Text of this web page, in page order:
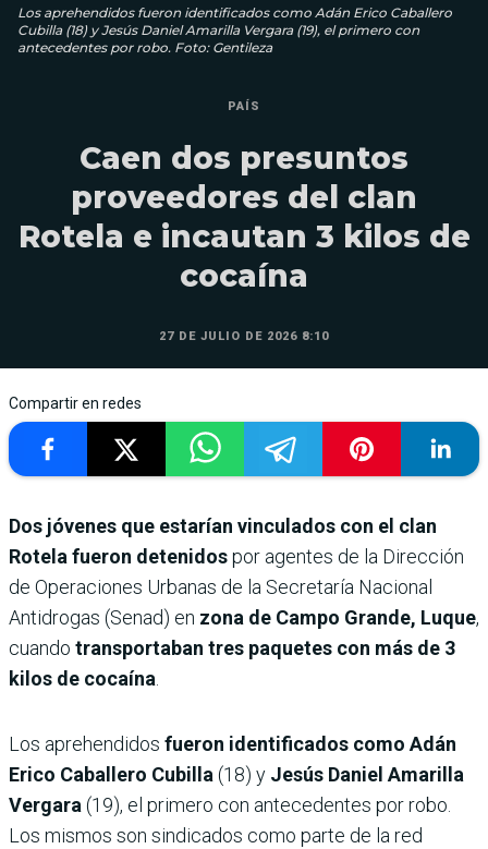
Los aprehendidos fueron identificados como Adán Erico Caballero
Cubilla (18) y Jesús Daniel Amarilla Vergara (19), el primero con
antecedentes por robo. Foto: Gentileza
PAÍS
Caen dos presuntos
proveedores del clan
Rotela e incautan 3 kilos de
cocaína
27 DE JULIO DE 2026 8:10
Compartir en redes
Dos jóvenes que estarían vinculados con el clan
Rotela fueron detenidospor agentes de la Dirección
de Operaciones Urbanas de la Secretaría Nacional
Antidrogas (Senad) en zona de Campo Grande, Luque,
cuando transportaban tres paquetes con más de 3
kilos de cocaína.
Los aprehendidos fueron identificados como Adán
Erico Caballero Cubilla(18) y Jesús Daniel Amarilla
Vergara(19), el primero con antecedentes por robo.
Los mismos son sindicados como parte de la red